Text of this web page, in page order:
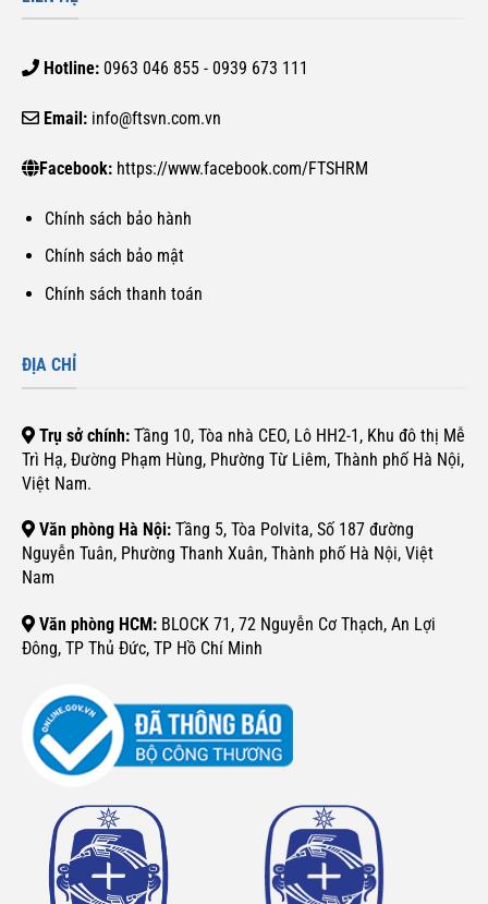
Hotline:0963 046 855 - 0939 673 111
Email: info@ftsvn.com.vn
Facebook: https://www.facebook.com/FTSHRM
Chính sách bảo hành
Chính sách bảo mật
Chính sách thanh toán
ĐỊA CHỈ
Trụ sở chính: Tầng 10, Tòa nhà CEO, Lô HH2-1, Khu đô thị Mễ
Trì Hạ, Đường Phạm Hùng, Phường Từ Liêm, Thành phố Hà Nội,
Việt Nam.
Văn phòng Hà Nội: Tầng 5, Tòa Polvita, Số 187 đường
Nguyễn Tuân, Phường Thanh Xuân, Thành phố Hà Nội, Việt
Nam
Văn phòng HCM: BLOCK 71, 72 Nguyễn Cơ Thạch, An Lợi
Đông, TP Thủ Đức, TP Hồ Chí Minh